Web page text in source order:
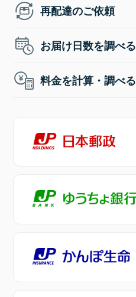
再配達のご依頼
お届け日数を調べる
料金を計算・調べる